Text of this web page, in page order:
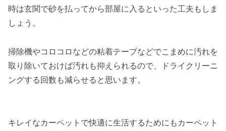
時は玄関で砂を払ってから部屋に入るといった工夫もしま
しょう。
掃除機やコロコロなどの粘着テープなどでこまめに汚れを
取り除いておけば汚れも抑えられるので、ドライクリーニ
ングする回数も減らせると思います。
キレイなカーペットで快適に生活するためにもカーペット